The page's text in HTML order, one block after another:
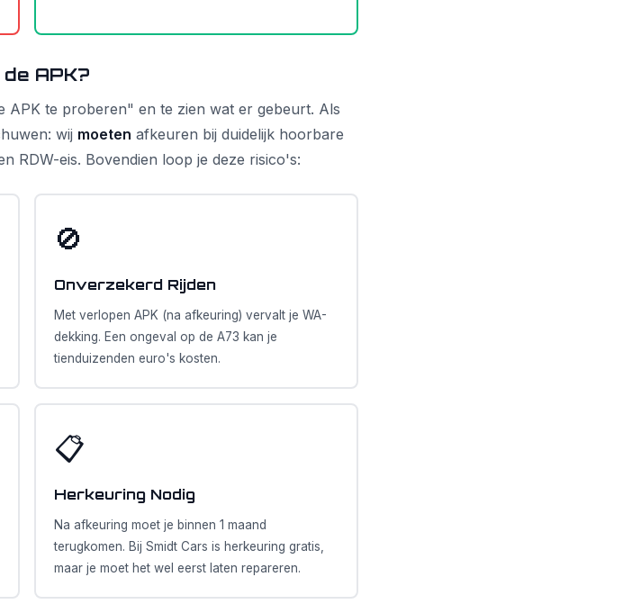
APK?
APK te proberen" en te zien wat er gebeurt. Als
wij moeten afkeuren bij duidelijk hoorbare
RDW-eis. Bovendien loop je deze risico's:
🚫
Onverzekerd Rijden
Met verlopen APK (na afkeuring) vervalt je WA-
dekking. Een ongeval op de A73 kan je
tienduizenden euro's kosten.
📋
Herkeuring Nodig
Na afkeuring moet je binnen 1 maand
terugkomen. Bij Smidt Cars is herkeuring gratis,
maar je moet het wel eerst laten repareren.